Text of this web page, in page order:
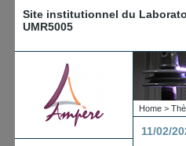
Site institutionnel du
UMR5005
Home >
11/02/